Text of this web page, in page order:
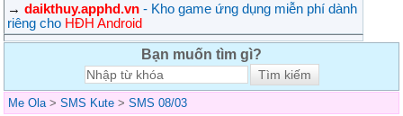
→ daikthuy.apphd.vn - Kho game ứng dụng miễn phí dành
riêng cho HĐH Android
Bạn muốn tìm gì?
Me Ola > SMS Kute > SMS 08/03